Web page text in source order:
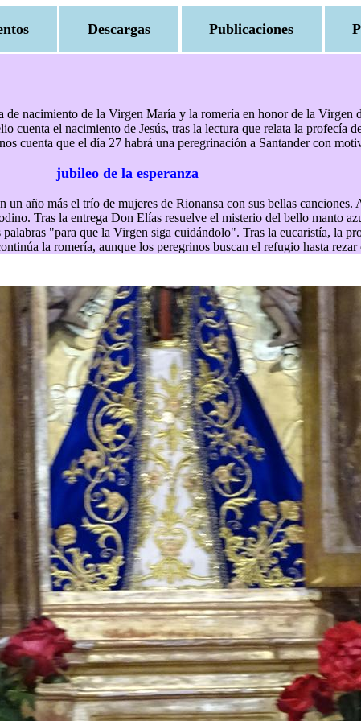
Descargas Publicaciones
de nacimiento de la Virgen María y la romería en honor de la
el nacimiento de Jesús, tras la lectura que relata la profecía
cuenta que el día 27 habrá una peregrinación a Santander con
jubileo de la esperanza
año más el trío de mujeres de Rionansa con sus bellas
Tras la entrega Don Elías resuelve el misterio del bello manto
"para que la Virgen siga cuidándolo". Tras la eucaristía, la
la romería, aunque los peregrinos buscan el refugio hasta